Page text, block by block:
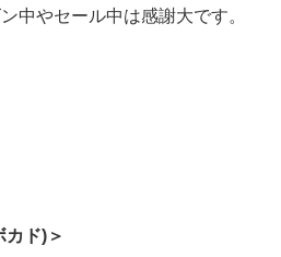
中やセール中は感謝大です。
ド)＞